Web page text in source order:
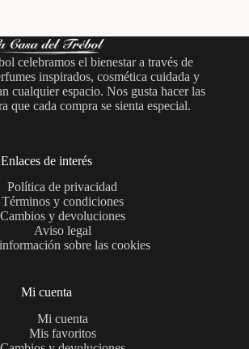
celebramos el bienestar a través de
inspirados, cosmética cuidada y
cualquier espacio. Nos gusta hacer las
que cada compra se sienta especial.
Enlaces de interés
Política de privacidad
Términos y condiciones
Cambios y devoluciones
Aviso legal
sobre las cookies
Mi cuenta
Mi cuenta
Mis favoritos